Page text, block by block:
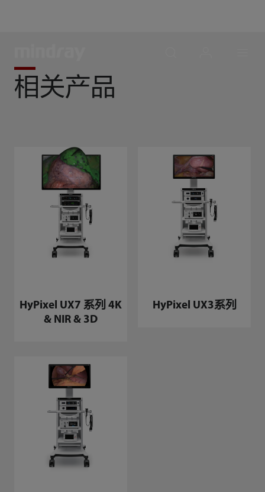
相关产品
HyPixel UX7 系列 4K
& NIR & 3D
HyPixel UX3系列